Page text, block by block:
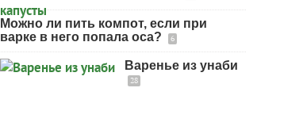
Можно ли пить компот, если при
варке в него попала оса?
6
Варенье из унаби
28